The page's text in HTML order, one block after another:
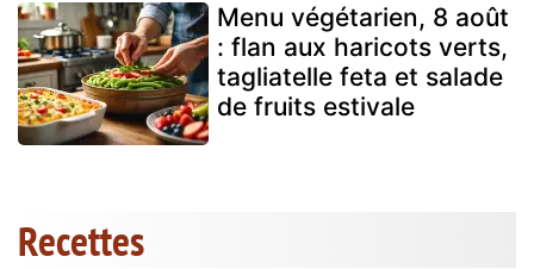
Menu végétarien, 8 août
: flan aux haricots verts,
tagliatelle feta et salade
de fruits estivale
Recettes